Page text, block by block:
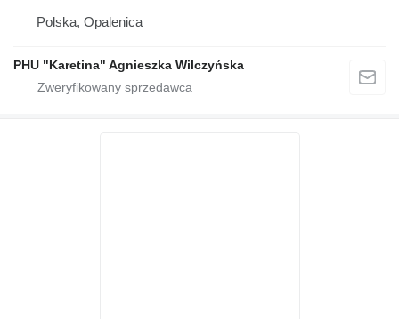
Polska, Opalenica
PHU "Karetina" Agnieszka Wilczyńska